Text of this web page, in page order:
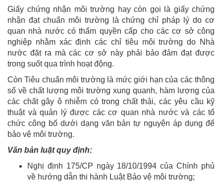
Giấy chứng nhận môi trường hay còn gọi là giấy chứng
nhận đạt chuẩn môi trường là chứng chỉ pháp lý do cơ
quan nhà nước có thẩm quyền cấp cho các cơ sở công
nghiệp nhằm xác định các chỉ tiêu môi trường do Nhà
nước đặt ra mà các cơ sở này phải bảo đảm đạt được
trong suốt qua trình hoạt động.
Còn Tiêu chuẩn môi trường là mức giới hạn của các thông
số về chất lượng môi trường xung quanh, hàm lượng của
các chất gây ô nhiễm có trong chất thải, các yêu cầu kỹ
thuật và quản lý được các cơ quan nhà nước và các tổ
chức công bố dưới dạng văn bản tự nguyện áp dụng để
bảo vệ môi trường.
Văn bản luật quy định:
Nghị định 175/CP ngày 18/10/1994 của Chính phủ
về hướng dẫn thi hành Luật Bảo vệ môi trường;